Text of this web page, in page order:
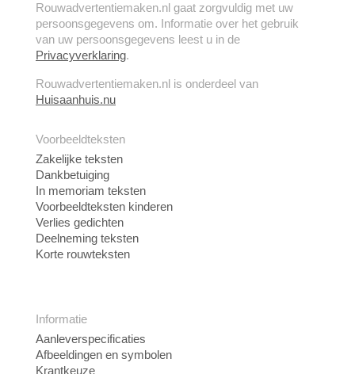
Rouwadvertentiemaken.nl gaat zorgvuldig met uw
persoonsgegevens om. Informatie over het gebruik
van uw persoonsgegevens leest u in de
Privacyverklaring.
Rouwadvertentiemaken.nl is onderdeel van
Huisaanhuis.nu
Voorbeeldteksten
Zakelijke teksten
Dankbetuiging
In memoriam teksten
Voorbeeldteksten kinderen
Verlies gedichten
Deelneming teksten
Korte rouwteksten
Informatie
Aanleverspecificaties
Afbeeldingen en symbolen
Krantkeuze